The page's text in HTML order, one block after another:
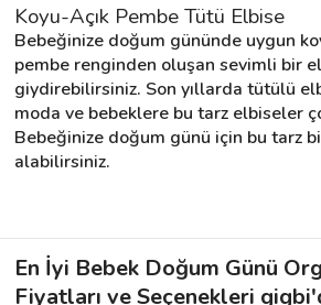
Koyu-Açık Pembe Tütü Elbise
Bebeğinize doğum gününde uygun
pembe renginden oluşan sevimli bir
giydirebilirsiniz. Son yıllarda tütülü
moda ve bebeklere bu tarz elbiseler
Bebeğinize doğum günü için bu tarz
alabilirsiniz.
En İyi Bebek Doğum Günü
Fiyatları ve Seçenekleri